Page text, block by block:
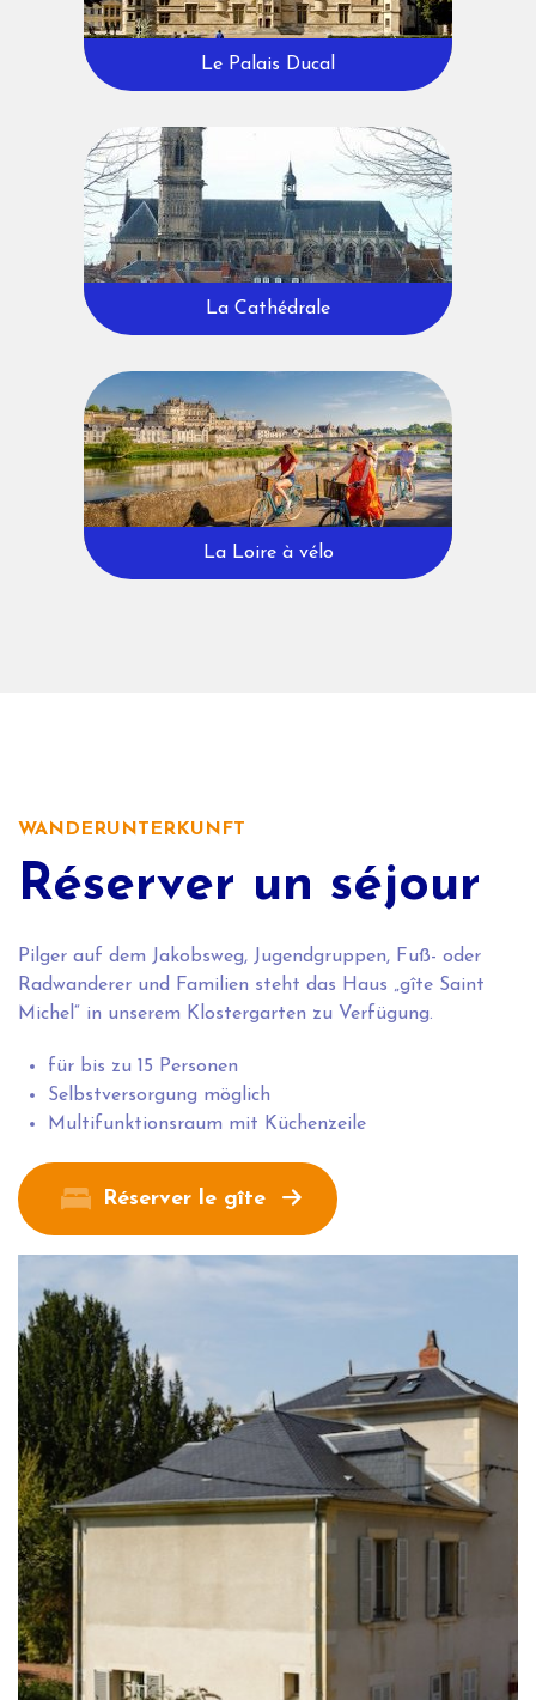
Le Palais Ducal
La Cathédrale
La Loire à vélo
WANDERUNTERKUNFT
Réserver un séjour
Pilger auf dem Jakobsweg, Jugendgruppen, Fuß- oder
Radwanderer und Familien steht das Haus „gîte Saint
Michel“ in unserem Klostergarten zu Verfügung.
für bis zu 15 Personen
Selbstversorgung möglich
Multifunktionsraum mit Küchenzeile
Réserver le gîte